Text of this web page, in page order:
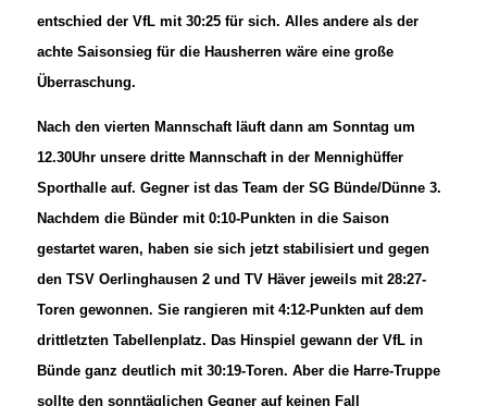
entschied der VfL mit 30:25 für sich. Alles andere als der
achte Saisonsieg für die Hausherren wäre eine große
Überraschung.
Nach den vierten Mannschaft läuft dann am Sonntag um
12.30Uhr unsere dritte Mannschaft in der Mennighüffer
Sporthalle auf. Gegner ist das Team der SG Bünde/Dünne 3.
Nachdem die Bünder mit 0:10-Punkten in die Saison
gestartet waren, haben sie sich jetzt stabilisiert und gegen
den TSV Oerlinghausen 2 und TV Häver jeweils mit 28:27-
Toren gewonnen. Sie rangieren mit 4:12-Punkten auf dem
drittletzten Tabellenplatz. Das Hinspiel gewann der VfL in
Bünde ganz deutlich mit 30:19-Toren. Aber die Harre-Truppe
sollte den sonntäglichen Gegner auf keinen Fall